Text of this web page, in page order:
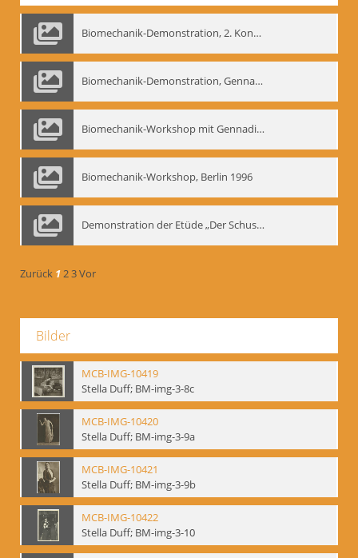
Biomechanik-Demonstration, 2. Kongress der EMF, Mai 1995
Biomechanik-Demonstration, Gennadij Bogdanow im Berliner Ensemble, 04.10.1991
Biomechanik-Workshop mit Gennadij Nikolajewitsch Bogdanow im Mime Centrum Berlin, 1991
Biomechanik-Workshop, Berlin 1996
Demonstration der Etüde „Der Schuss mit dem Bogen“ durch Gennadij Nikolajewitsch Bogdanow, Berlin 1991
Zurück 123Vor
Bilder
MCB-IMG-10419
Stella Duff; BM-img-3-8c
MCB-IMG-10420
Stella Duff; BM-img-3-9a
MCB-IMG-10421
Stella Duff; BM-img-3-9b
MCB-IMG-10422
Stella Duff; BM-img-3-10